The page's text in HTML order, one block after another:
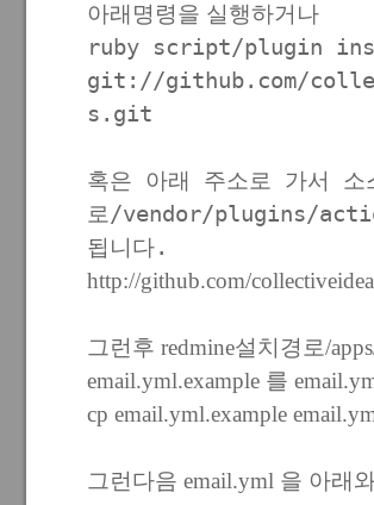
아래명령을 실행하거나
ruby script/plugin
git://github.com/
s.git
혹은 아래 주소로 가서 소
로/vendor/plugins/
됩니다.
http://github.com/
그런후 redmine설치경로/
email.yml.example 를
cp email.yml.example
그런다음 email.yml 을 아래